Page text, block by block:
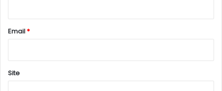
*
Email*
Site